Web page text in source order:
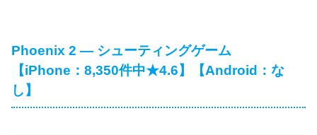
Phoenix 2 — シューティングゲーム
【iPhone：8,350件中★4.6】【Android：な
し】